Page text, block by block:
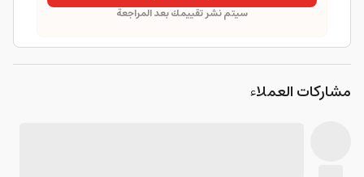
سيتم نشر تقييمك بعد المراجعة
مشاركات العملاء